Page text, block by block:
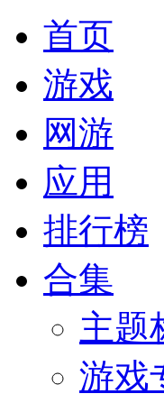
首页
游戏
网游
应用
排行榜
合集
主题
游戏